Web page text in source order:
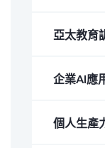
亞太教育
企業AI應
個人生產